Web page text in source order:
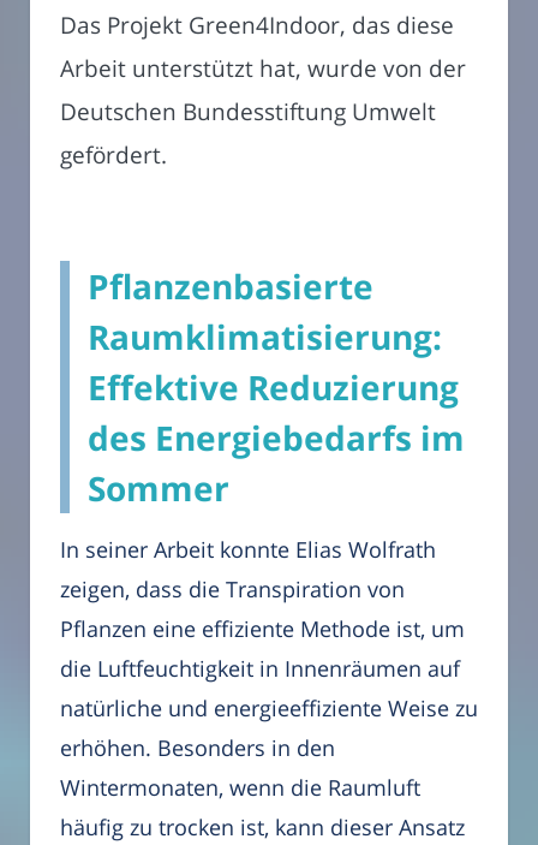
Das Projekt Green4Indoor, das diese
Arbeit unterstützt hat, wurde von der
Deutschen Bundesstiftung Umwelt
gefördert.
Pflanzenbasierte
Raumklimatisierung:
Effektive Reduzierung
des Energiebedarfs im
Sommer
In seiner Arbeit konnte Elias Wolfrath
zeigen, dass die Transpiration von
Pflanzen eine effiziente Methode ist, um
die Luftfeuchtigkeit in Innenräumen auf
natürliche und energieeffiziente Weise zu
erhöhen. Besonders in den
Wintermonaten, wenn die Raumluft
häufig zu trocken ist, kann dieser Ansatz